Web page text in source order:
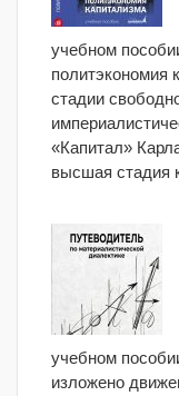
учебном
политэкономия
стадии
«Капитал»
высшая стадия
учебном
изложено